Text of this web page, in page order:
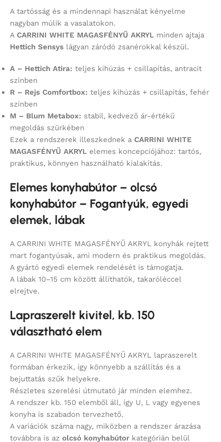
A tartósság és a mindennapi használat kényelme
nagyban múlik a vasalatokon.
A CARRINI WHITE MAGASFÉNYŰ AKRYL minden ajtaja
Hettich Sensys lágyan záródó zsanérokkal készül.
A – Hettich Atira: teljes kihúzás + csillapítás, antracit
színben
R – Rejs Comfortbox: teljes kihúzás + csillapítás, fehér
színben
M – Blum Metabox: stabil, kedvező ár-értékű
megoldás szürkében
Ezek a rendszerek illeszkednek a CARRINI WHITE
MAGASFÉNYŰ AKRYL elemes koncepciójához: tartós,
praktikus, könnyen használható kialakítás.
Elemes konyhabútor – olcsó
konyhabútor – Fogantyúk, egyedi
elemek, lábak
A CARRINI WHITE MAGASFÉNYŰ AKRYL konyhák rejtett
mart fogantyúsak, ami modern és praktikus megoldás.
A gyártó egyedi elemek rendelését is támogatja.
A lábak 10–15 cm között állíthatók, takaróléccel
elrejtve.
Lapraszerelt kivitel, kb. 150
választható elem
A CARRINI WHITE MAGASFÉNYŰ AKRYL lapraszerelt
formában érkezik, így könnyebb a szállítás és a
bejuttatás szűk helyekre.
Részletes szerelési útmutató jár minden elemhez.
A rendszer kb. 150 elemből áll, így U, L vagy egyenes
konyha is szabadon tervezhető.
A variációk száma nagy, miközben a rendszer árazása
továbbra is az olcsó konyhabútor kategórián belül